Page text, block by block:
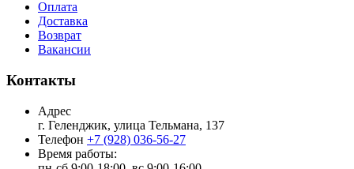
Оплата
Доставка
Возврат
Вакансии
Контакты
Адрес
г. Геленджик, улица Тельмана, 137
Телефон +7 (928) 036-56-27
Время работы: